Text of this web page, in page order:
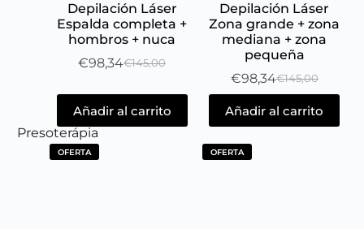
Depilación Láser
Espalda completa +
hombros + nuca
€145,00
€98,34
Añadir al carrito
Depilación Láser
Zona grande + zona
mediana + zona
pequeña
€145,00
€98,34
Añadir al carrito
Presoterápia
OFERTA OFERTA